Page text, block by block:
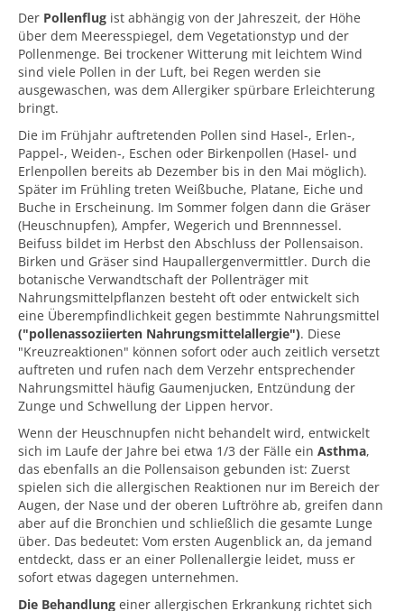
Der Pollenflug ist abhängig von der Jahreszeit, der Höhe
über dem Meeresspiegel, dem Vegetationstyp und der
Pollenmenge. Bei trockener Witterung mit leichtem Wind
sind viele Pollen in der Luft, bei Regen werden sie
ausgewaschen, was dem Allergiker spürbare Erleichterung
bringt.
Die im Frühjahr auftretenden Pollen sind Hasel-, Erlen-,
Pappel-, Weiden-, Eschen oder Birkenpollen (Hasel- und
Erlenpollen bereits ab Dezember bis in den Mai möglich).
Später im Frühling treten Weißbuche, Platane, Eiche und
Buche in Erscheinung. Im Sommer folgen dann die Gräser
(Heuschnupfen), Ampfer, Wegerich und Brennnessel.
Beifuss bildet im Herbst den Abschluss der Pollensaison.
Birken und Gräser sind Haupallergenvermittler. Durch die
botanische Verwandtschaft der Pollenträger mit
Nahrungsmittelpflanzen besteht oft oder entwickelt sich
eine Überempfindlichkeit gegen bestimmte Nahrungsmittel
("pollenassoziierten Nahrungsmittelallergie"). Diese
"Kreuzreaktionen" können sofort oder auch zeitlich versetzt
auftreten und rufen nach dem Verzehr entsprechender
Nahrungsmittel häufig Gaumenjucken, Entzündung der
Zunge und Schwellung der Lippen hervor.
Wenn der Heuschnupfen nicht behandelt wird, entwickelt
sich im Laufe der Jahre bei etwa 1/3 der Fälle ein Asthma,
das ebenfalls an die Pollensaison gebunden ist: Zuerst
spielen sich die allergischen Reaktionen nur im Bereich der
Augen, der Nase und der oberen Luftröhre ab, greifen dann
aber auf die Bronchien und schließlich die gesamte Lunge
über. Das bedeutet: Vom ersten Augenblick an, da jemand
entdeckt, dass er an einer Pollenallergie leidet, muss er
sofort etwas dagegen unternehmen.
Die Behandlung einer allergischen Erkrankung richtet sich